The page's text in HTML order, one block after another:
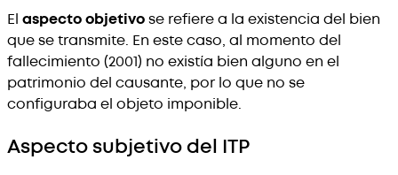
El aspecto objetivose refiere a la existencia del bien
que se transmite. En este caso, al momento del
fallecimiento (2001) no existía bien alguno en el
patrimonio del causante, por lo que no se
configuraba el objeto imponible.
Aspecto subjetivo del ITP